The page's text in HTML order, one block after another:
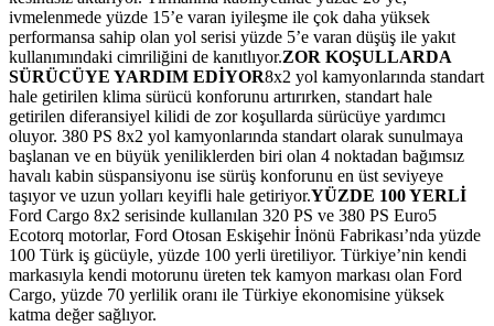
ivmelenmede yüzde 15’e varan iyileşme ile çok daha yüksek
performansa sahip olan yol serisi yüzde 5’e varan düşüş ile yakıt
kullanımındaki cimriliğini de kanıtlıyor.ZOR KOŞULLARDA
SÜRÜCÜYE YARDIM EDİYOR8x2 yol kamyonlarında standart
hale getirilen klima sürücü konforunu artırırken, standart hale
getirilen diferansiyel kilidi de zor koşullarda sürücüye yardımcı
oluyor. 380 PS 8x2 yol kamyonlarında standart olarak sunulmaya
başlanan ve en büyük yeniliklerden biri olan 4 noktadan bağımsız
havalı kabin süspansiyonu ise sürüş konforunu en üst seviyeye
taşıyor ve uzun yolları keyifli hale getiriyor.YÜZDE 100 YERLİ
Ford Cargo 8x2 serisinde kullanılan 320 PS ve 380 PS Euro5
Ecotorq motorlar, Ford Otosan Eskişehir İnönü Fabrikası’nda yüzde
100 Türk iş gücüyle, yüzde 100 yerli üretiliyor. Türkiye’nin kendi
markasıyla kendi motorunu üreten tek kamyon markası olan Ford
Cargo, yüzde 70 yerlilik oranı ile Türkiye ekonomisine yüksek
katma değer sağlıyor.